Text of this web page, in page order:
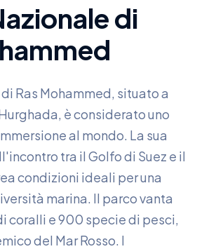
di
Ras Mohammed, situato a
è considerato uno
al mondo. La sua
tra il Golfo di Suez e il
condizioni ideali per una
marina. Il parco vanta
coralli e 900 specie di pesci,
del Mar Rosso. I